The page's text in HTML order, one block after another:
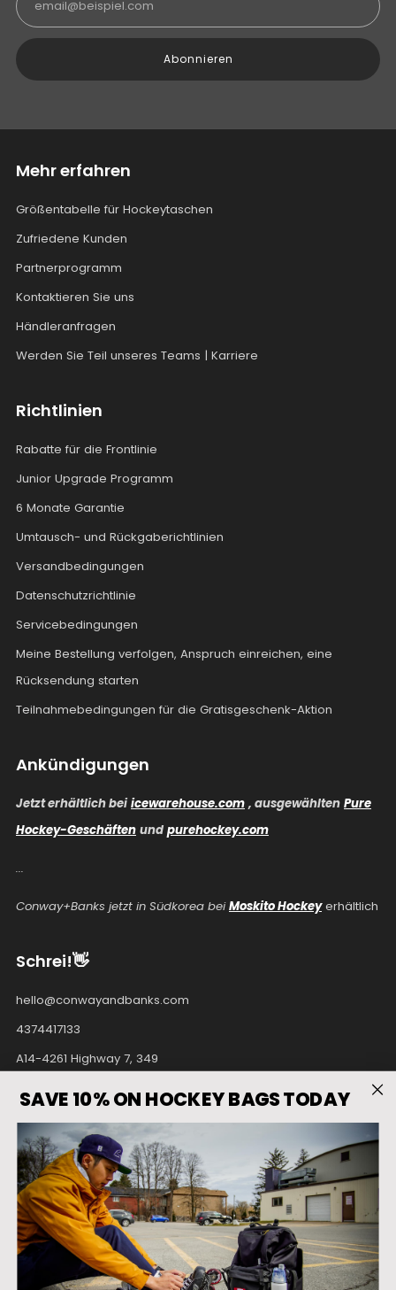
Abonnieren
Mehr erfahren
Größentabelle für Hockeytaschen
Zufriedene Kunden
Partnerprogramm
Kontaktieren Sie uns
Händleranfragen
Werden Sie Teil unseres Teams | Karriere
Richtlinien
Rabatte für die Frontlinie
Junior Upgrade Programm
6 Monate Garantie
Umtausch- und Rückgaberichtlinien
Versandbedingungen
Datenschutzrichtlinie
Servicebedingungen
Meine Bestellung verfolgen, Anspruch einreichen, eine
Rücksendung starten
Teilnahmebedingungen für die Gratisgeschenk-Aktion
Ankündigungen
Jetzt erhältlich bei icewarehouse.com , ausgewählten Pure
Hockey-Geschäften und purehockey.com
...
Conway+Banks jetzt in Südkorea bei Moskito Hockeyerhältlich
Schrei!👋
hello@conwayandbanks.com
4374417133
A14-4261 Highway 7, 349
FacebookInstagram
Pinterest
Tiktok
Land Vereinigte Staaten (USD $)
Sprache
Deutsch
SAVE 10% ON HOCKEY BAGS TODAY